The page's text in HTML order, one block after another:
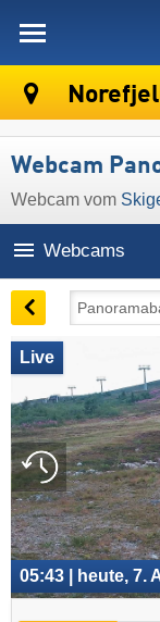
Webcam
Webcam vom
Webcams
Live
05:43 | heute, 7.